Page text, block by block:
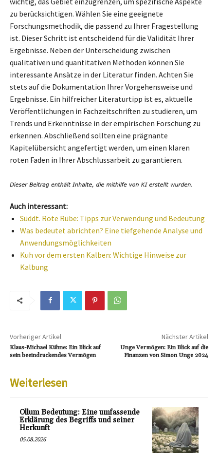
zu berücksichtigen. Wählen Sie eine geeignete
Forschungsmethodik, die passend zu Ihrer Fragestellung
ist. Dieser Schritt ist entscheidend für die Validität Ihrer
Ergebnisse. Neben der Unterscheidung zwischen
qualitativen und quantitativen Methoden können Sie
interessante Ansätze in der Literatur finden. Achten Sie
stets auf die Dokumentation Ihrer Vorgehensweise und
Ergebnisse. Ein hilfreicher Literaturtipp ist es, aktuelle
Veröffentlichungen in Fachzeitschriften zu studieren, um
Trends und Erkenntnisse in der empirischen Forschung zu
erkennen. Abschließend sollten eine prägnante
Kapitelübersicht angefertigt werden, um einen klaren
roten Faden in Ihrer Abschlussarbeit zu garantieren.
Auch interessant:
Süddt. Rote Rübe: Tipps zur Verwendung und Bedeutung
Was bedeutet abrichten? Eine tiefgehende Analyse und
Anwendungsmöglichkeiten
Kuh vor dem ersten Kalben: Wichtige Hinweise zur
Kalbung
Vorheriger Artikel
Klaus-Michael Kühne: Ein Blick auf
sein beeindruckendes Vermögen
Nächster Artikel
Unge Vermögen: Ein Blick auf die
Finanzen von Simon Unge 2024
Weiterlesen
Ollum Bedeutung: Eine umfassende
Erklärung des Begriffs und seiner
Herkunft
05.08.2026